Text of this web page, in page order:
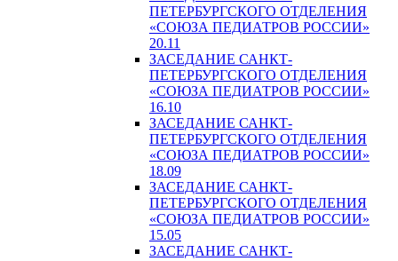
ПЕТЕРБУРГСКОГО ОТДЕЛЕНИЯ
«СОЮЗА ПЕДИАТРОВ РОССИИ»
20.11
ЗАСЕДАНИЕ САНКТ-
ПЕТЕРБУРГСКОГО ОТДЕЛЕНИЯ
«СОЮЗА ПЕДИАТРОВ РОССИИ»
16.10
ЗАСЕДАНИЕ САНКТ-
ПЕТЕРБУРГСКОГО ОТДЕЛЕНИЯ
«СОЮЗА ПЕДИАТРОВ РОССИИ»
18.09
ЗАСЕДАНИЕ САНКТ-
ПЕТЕРБУРГСКОГО ОТДЕЛЕНИЯ
«СОЮЗА ПЕДИАТРОВ РОССИИ»
15.05
ЗАСЕДАНИЕ САНКТ-